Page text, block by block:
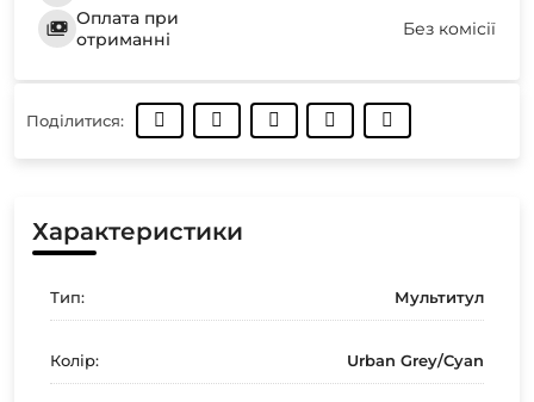
Оплата при
отриманні
Без комісії
Поділитися:
Характеристики
Тип: Мультитул
Колір: Urban Grey/Cyan